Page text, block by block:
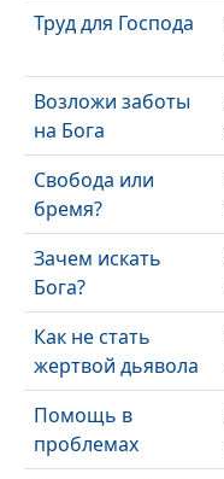
Труд для Господа
Возложи заботы
на Бога
Свобода или
бремя?
Зачем искать
Бога?
Как не стать
жертвой дьявола
Помощь в
проблемах